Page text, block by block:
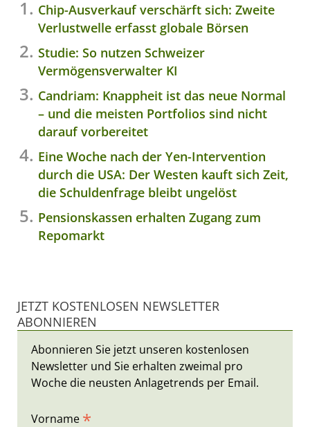
Chip-Ausverkauf verschärft sich: Zweite
Verlustwelle erfasst globale Börsen
Studie: So nutzen Schweizer
Vermögensverwalter KI
Candriam: Knappheit ist das neue Normal
– und die meisten Portfolios sind nicht
darauf vorbereitet
Eine Woche nach der Yen-Intervention
durch die USA: Der Westen kauft sich Zeit,
die Schuldenfrage bleibt ungelöst
Pensionskassen erhalten Zugang zum
Repomarkt
JETZT KOSTENLOSEN NEWSLETTER
ABONNIEREN
Abonnieren Sie jetzt unseren kostenlosen
Newsletter und Sie erhalten zweimal pro
Woche die neusten Anlagetrends per Email.
Vorname *